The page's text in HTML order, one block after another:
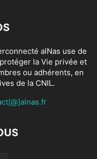
alNas use de
la Vie privée et
ou adhérents, en
de la CNIL.